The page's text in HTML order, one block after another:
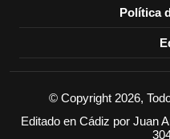
Política
© Copyright 2026,
Editado en Cádiz por Juan